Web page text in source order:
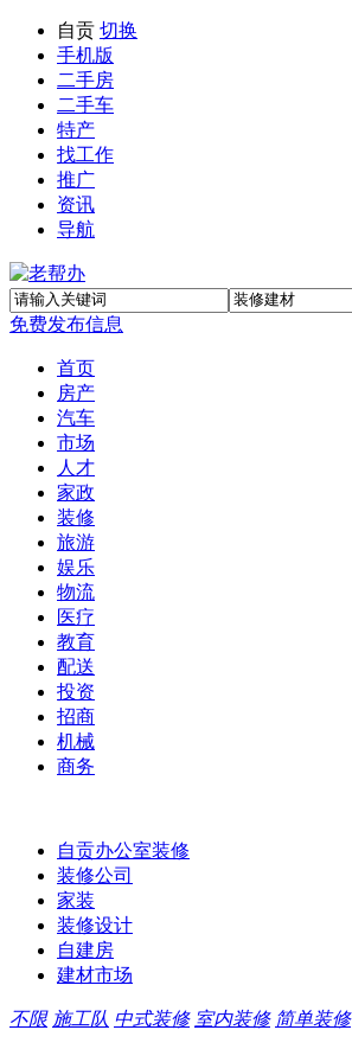
自贡 切换
手机版
二手房
二手车
特产
找工作
推广
资讯
导航
免费发布信息
首页
房产
汽车
市场
人才
家政
装修
旅游
娱乐
物流
医疗
教育
配送
投资
招商
机械
商务
自贡办公室装修
装修公司
家装
装修设计
自建房
建材市场
不限 施工队 中式装修 室内装修 简单装修